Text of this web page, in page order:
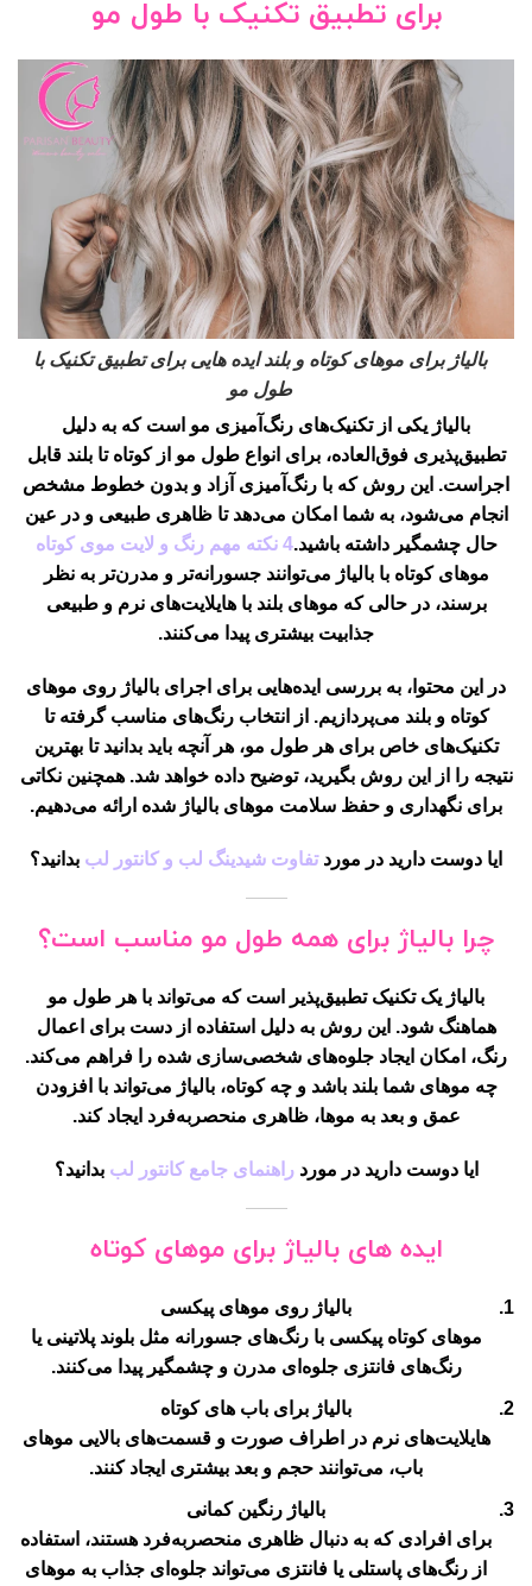
برای تطبیق تکنیک با طول مو
بالیاژ برای موهای کوتاه و بلند ایده هایی برای تطبیق تکنیک با
طول مو
بالیاژ یکی از تکنیک‌های رنگ‌آمیزی مو است که به دلیل
تطبیق‌پذیری فوق‌العاده، برای انواع طول مو از کوتاه تا بلند قابل
اجراست. این روش که با رنگ‌آمیزی آزاد و بدون خطوط مشخص
انجام می‌شود، به شما امکان می‌دهد تا ظاهری طبیعی و در عین
حال چشمگیر داشته باشید.4 نکته مهم رنگ و لایت موی کوتاه
موهای کوتاه با بالیاژ می‌توانند جسورانه‌تر و مدرن‌تر به نظر
برسند، در حالی که موهای بلند با هایلایت‌های نرم و طبیعی
جذابیت بیشتری پیدا می‌کنند.
در این محتوا، به بررسی ایده‌هایی برای اجرای بالیاژ روی موهای
کوتاه و بلند می‌پردازیم. از انتخاب رنگ‌های مناسب گرفته تا
تکنیک‌های خاص برای هر طول مو، هر آنچه باید بدانید تا بهترین
نتیجه را از این روش بگیرید، توضیح داده خواهد شد. همچنین نکاتی
برای نگهداری و حفظ سلامت موهای بالیاژ شده ارائه می‌دهیم.
ایا دوست دارید در موردتفاوت شیدینگ لب و کانتور لب بدانید؟
چرا بالیاژ برای همه طول مو مناسب است؟
بالیاژ یک تکنیک تطبیق‌پذیر است که می‌تواند با هر طول مو
هماهنگ شود. این روش به دلیل استفاده از دست برای اعمال
رنگ، امکان ایجاد جلوه‌های شخصی‌سازی شده را فراهم می‌کند.
چه موهای شما بلند باشد و چه کوتاه، بالیاژ می‌تواند با افزودن
عمق و بعد به موها، ظاهری منحصربه‌فرد ایجاد کند.
ایا دوست دارید در موردراهنمای جامع کانتور لب بدانید؟
ایده های بالیاژ برای موهای کوتاه
بالیاژ روی موهای پیکسی
موهای کوتاه پیکسی با رنگ‌های جسورانه مثل بلوند پلاتینی یا
رنگ‌های فانتزی جلوه‌ای مدرن و چشمگیر پیدا می‌کنند.
بالیاژ برای باب های کوتاه
هایلایت‌های نرم در اطراف صورت و قسمت‌های بالایی موهای
باب، می‌توانند حجم و بعد بیشتری ایجاد کنند.
بالیاژ رنگین کمانی
برای افرادی که به دنبال ظاهری منحصر‌به‌فرد هستند، استفاده
از رنگ‌های پاستلی یا فانتزی می‌تواند جلوه‌ای جذاب به موهای